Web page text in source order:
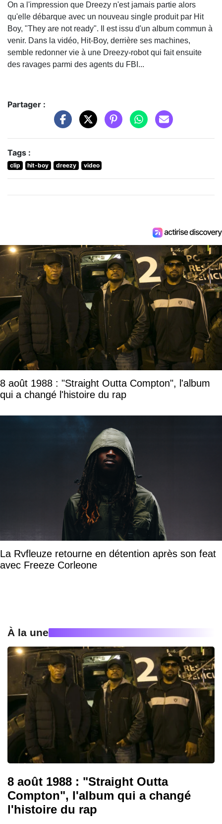
On a l'impression que Dreezy n'est jamais partie alors
qu'elle débarque avec un nouveau single produit par Hit
Boy, "They are not ready". Il est issu d'un album commun à
venir. Dans la vidéo, Hit-Boy, derrière ses machines,
semble redonner vie à une Dreezy-robot qui fait ensuite
des ravages parmi des agents du FBI...
Partager :
Tags :
clip hit-boy dreezy video
8 août 1988 : "Straight Outta Compton", l'album
qui a changé l'histoire du rap
La Rvfleuze retourne en détention après son feat
avec Freeze Corleone
À la une
8 août 1988 : "Straight Outta
Compton", l'album qui a changé
l'histoire du rap